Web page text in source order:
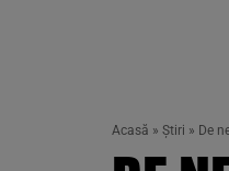
Acasă » Știri » De